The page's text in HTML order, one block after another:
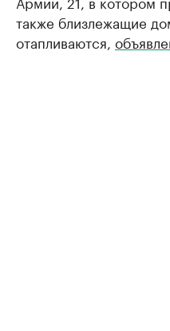
также близлежащие
отапливаются,